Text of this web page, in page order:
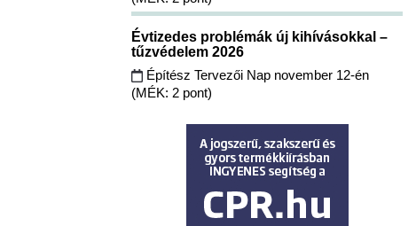
Évtizedes problémák új kihívásokkal –
tűzvédelem 2026
Építész Tervezői Nap november 12-én
(MÉK: 2 pont)